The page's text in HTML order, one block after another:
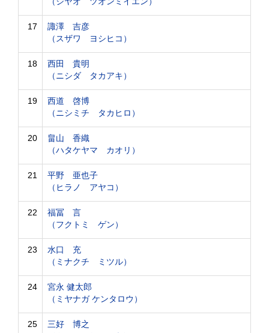
17
諏澤 吉彦
（スザワ ヨシヒコ）
18
西田 貴明
（ニシダ タカアキ）
19
西道 啓博
（ニシミチ タカヒロ）
20
畠山 香織
（ハタケヤマ カオリ）
21
平野 亜也子
（ヒラノ アヤコ）
22
福冨 言
（フクトミ ゲン）
23
水口 充
（ミナクチ ミツル）
24
宮永 健太郎
（ミヤナガ ケンタロウ）
25
三好 博之